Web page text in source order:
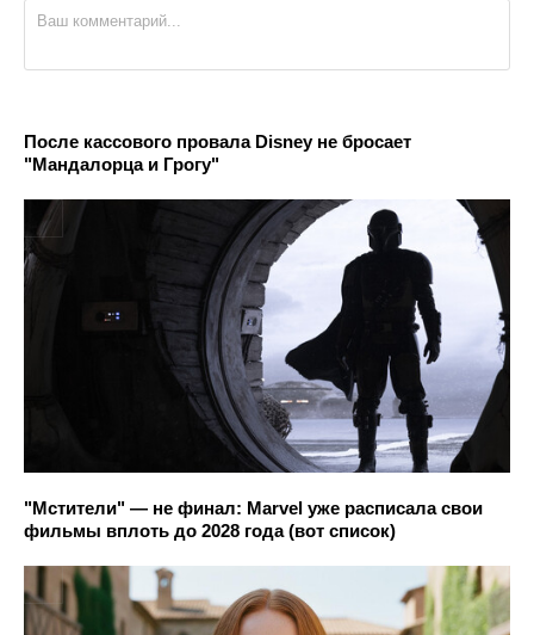
После кассового провала Disney не бросает
"Мандалорца и Грогу"
"Мстители" — не финал: Marvel уже расписала свои
фильмы вплоть до 2028 года (вот список)